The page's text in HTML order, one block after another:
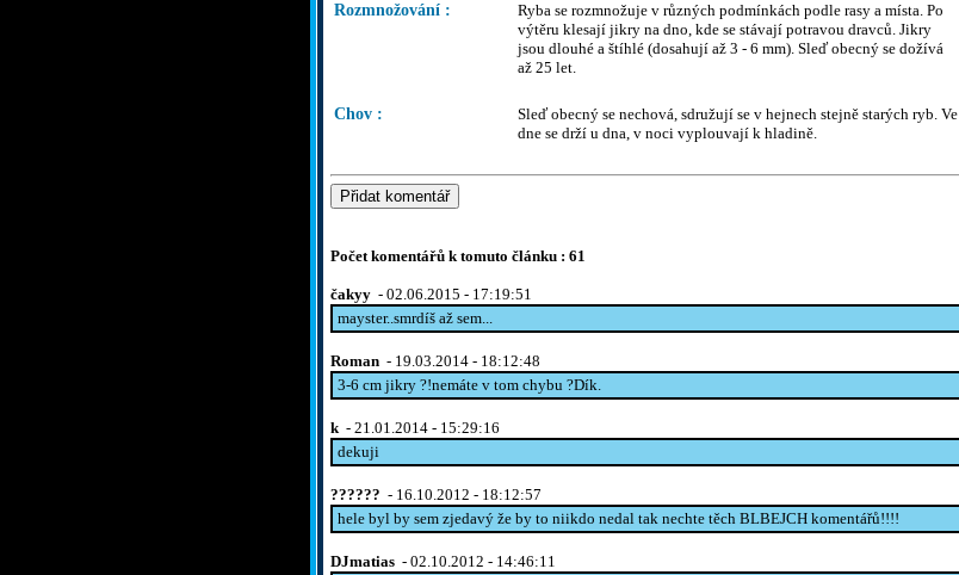
Rozmnožování :
Ryba se rozmnožuje v různých podmínkách podle rasy a místa. Po
výtěru klesají jikry na dno, kde se stávají potravou dravců. Jikry
jsou dlouhé a štíhlé (dosahují až 3 - 6 mm). Sleď obecný se dožívá
až 25 let.
Chov :
Sleď obecný se nechová, sdružují se v hejnech stejně starých ryb. Ve
dne se drží u dna, v noci vyplouvají k hladině.
Počet komentářů k tomuto článku : 61
čakyy - 02.06.2015 - 17:19:51
mayster..smrdíš až sem...
Roman - 19.03.2014 - 18:12:48
3-6 cm jikry ?!nemáte v tom chybu ?Dík.
k - 21.01.2014 - 15:29:16
dekuji
?????? - 16.10.2012 - 18:12:57
hele byl by sem zjedavý že by to niikdo nedal tak nechte těch BLBEJCH komentářů!!!!
DJmatias - 02.10.2012 - 14:46:11